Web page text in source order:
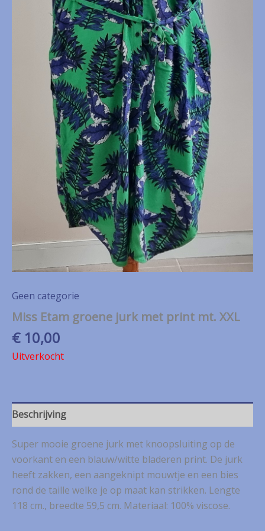
Geen categorie
Miss Etam groene jurk met print mt. XXL
€10,00
Uitverkocht
Beschrijving
Super mooie groene jurk met knoopsluiting op de
voorkant en een blauw/witte bladeren print. De jurk
heeft zakken, een aangeknipt mouwtje en een bies
rond de taille welke je op maat kan strikken. Lengte
118 cm., breedte 59,5 cm. Materiaal: 100% viscose.